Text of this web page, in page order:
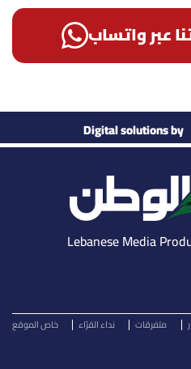
عبر واتساب
Digital solutions by
متفرقات نداء القرّاء خاص الموقع